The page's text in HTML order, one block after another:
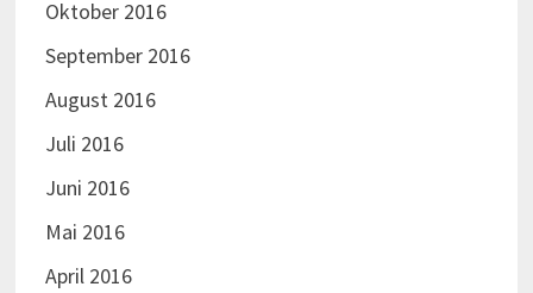
Oktober 2016
September 2016
August 2016
Juli 2016
Juni 2016
Mai 2016
April 2016